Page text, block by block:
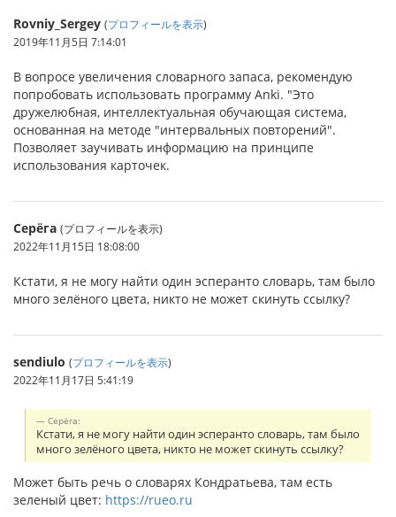
Rovniy_Sergey (プロフィールを表示)
2019年11月5日 7:14:01
В вопросе увеличения словарного запаса, рекомендую
попробовать использовать программу Anki. "Это
дружелюбная, интеллектуальная обучающая система,
основанная на методе "интервальных повторений".
Позволяет заучивать информацию на принципе
использования карточек.
Серёга (プロフィールを表示)
2022年11月15日 18:08:00
Кстати, я не могу найти один эсперанто словарь, там было
много зелёного цвета, никто не может скинуть ссылку?
sendiulo (プロフィールを表示)
2022年11月17日 5:41:19
Серёга:
Кстати, я не могу найти один эсперанто словарь, там было
много зелёного цвета, никто не может скинуть ссылку?
Может быть речь о словарях Кондратьева, там есть
зеленый цвет: https://rueo.ru